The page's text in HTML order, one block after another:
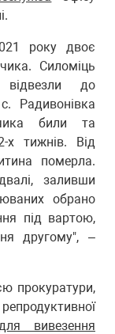
року двоє
Силоміць
до
Радивонівка
били та
х тижнів. Від
померла.
заливши
обрано
під вартою,
другому", –
прокуратури,
вивезення